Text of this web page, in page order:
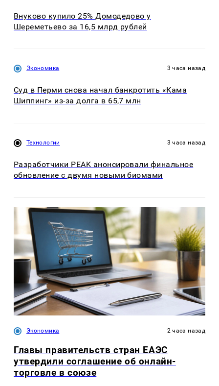
Внуково купило 25% Домодедово у
Шереметьево за 16,5 млрд рублей
Экономика 3 часа назад
Суд в Перми снова начал банкротить «Кама
Шиппинг» из-за долга в 65,7 млн
Технологии 3 часа назад
Разработчики PEAK анонсировали финальное
обновление с двумя новыми биомами
Экономика 2 часа назад
Главы правительств стран ЕАЭС
утвердили соглашение об онлайн-
торговле в союзе